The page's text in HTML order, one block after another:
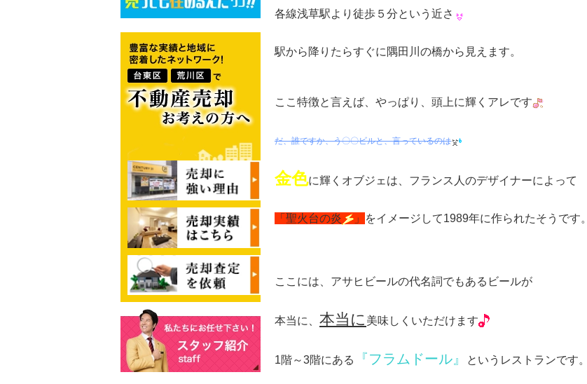
各線浅草駅より徒歩５分という近さ
駅から降りたらすぐに隅田川の橋から見えます。
ここ特徴と言えば、やっぱり、頭上に輝くアレです
だ、誰ですか、う〇〇ビルと、言っているのは
金色に輝くオブジェは、フランス人のデザイナーによって
「聖火台の炎 」 をイメージして1989年に作られたそうです。
ここには、アサヒビールの代名詞でもあるビールが
本当に、 本当に 美味しくいただけます
1階～3階にある 『フラムドール』 というレストランです。